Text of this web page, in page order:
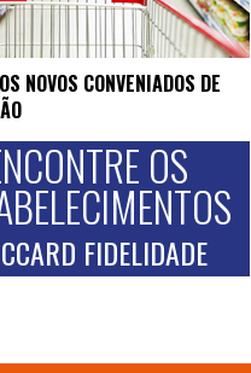
NOVOS CONVENIADOS DE
OS
FIDELIDADE